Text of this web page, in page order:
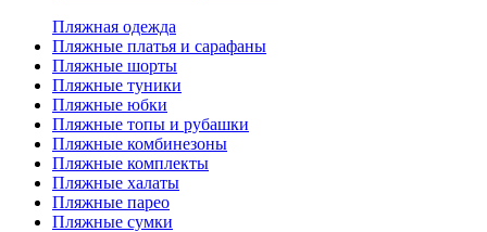
Пляжная одежда
Пляжные платья и сарафаны
Пляжные шорты
Пляжные туники
Пляжные юбки
Пляжные топы и рубашки
Пляжные комбинезоны
Пляжные комплекты
Пляжные халаты
Пляжные парео
Пляжные сумки